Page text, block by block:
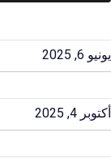
يونيو 6, 2025
أكتوبر 4, 2025